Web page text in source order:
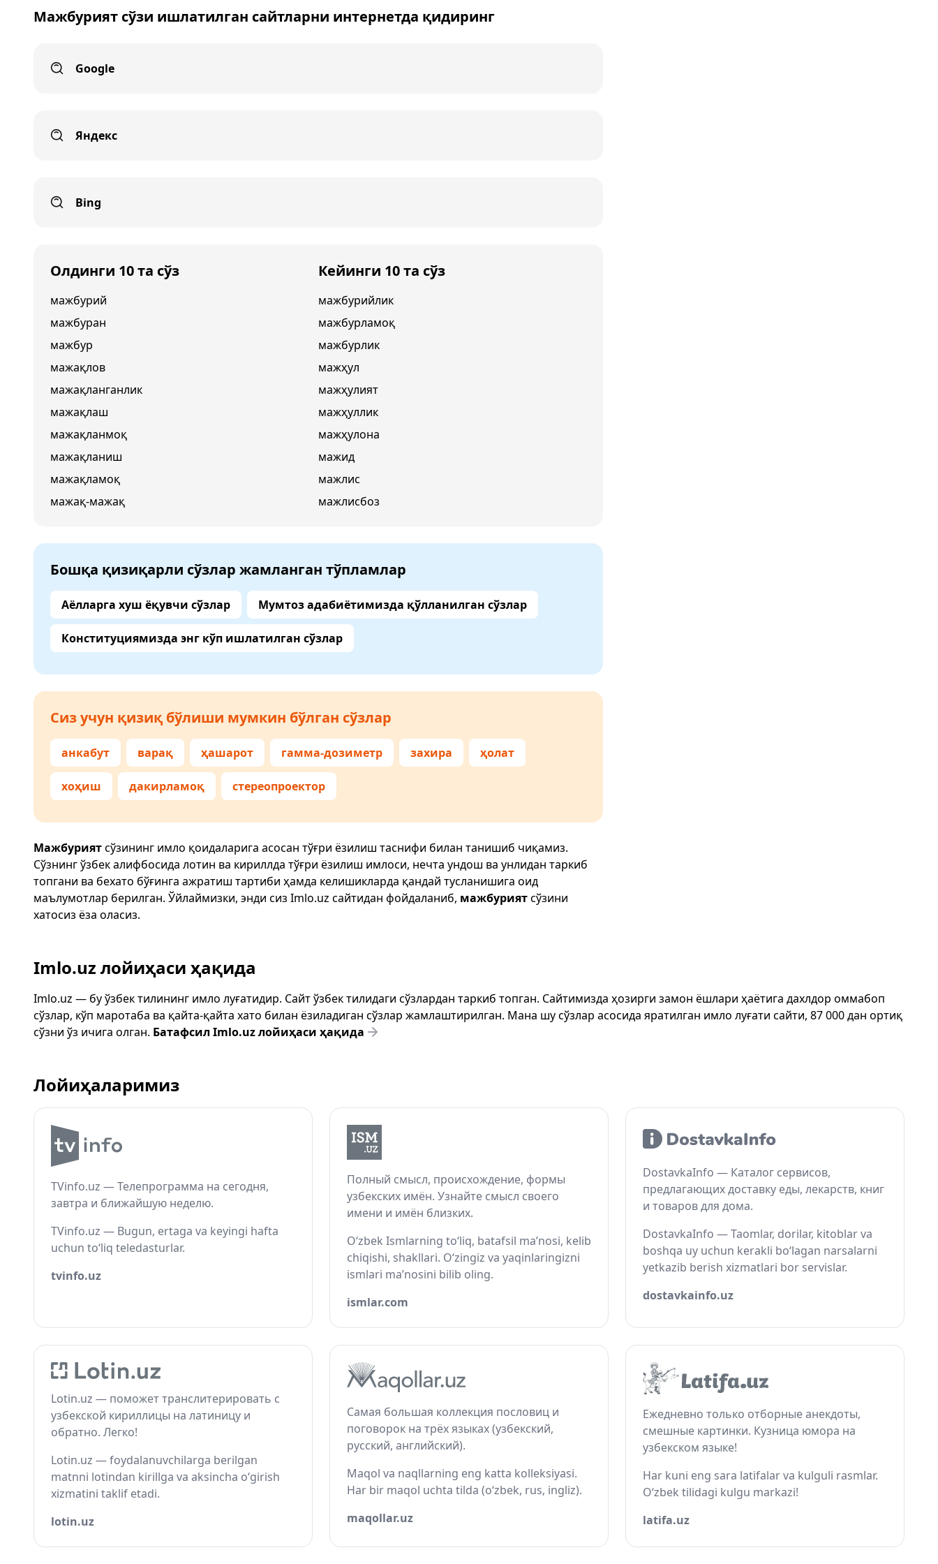
Мажбурият сўзи ишлатилган сайтларни интернетда қидиринг
Google
Яндекс
Bing
Олдинги 10 та сўз
мажбурий
мажбуран
мажбур
мажақлов
мажақланганлик
мажақлаш
мажақланмоқ
мажақланиш
мажақламоқ
мажақ-мажақ
Кейинги 10 та сўз
мажбурийлик
мажбурламоқ
мажбурлик
мажҳул
мажҳулият
мажҳуллик
мажҳулона
мажид
мажлис
мажлисбоз
Бошқа қизиқарли сўзлар жамланган тўпламлар
Аёлларга хуш ёқувчи сўзлар Мумтоз адабиётимизда қўлланилган сўзлар
Конституциямизда энг кўп ишлатилган сўзлар
Сиз учун қизиқ бўлиши мумкин бўлган сўзлар
анкабут варақ ҳашарот гамма-дозиметр захира ҳолат
хоҳиш дакирламоқ стереопроектор
Мажбуриятсўзининг имло қоидаларига асосан тўғри ёзилиш таснифи билан танишиб чиқамиз.
Сўзнинг ўзбек алифбосида лотин ва кириллда тўғри ёзилиш имлоси, нечта ундош ва унлидан таркиб
топгани ва бехато бўғинга ажратиш тартиби ҳамда келишикларда қандай тусланишига оид
маълумотлар берилган. Ўйлаймизки, энди сиз Imlo.uz сайтидан фойдаланиб, мажбуриятсўзини
хатосиз ёза оласиз.
Imlo.uz лойиҳаси ҳақида
Imlo.uz — бу ўзбек тилининг имло луғатидир. Сайт ўзбек тилидаги сўзлардан таркиб топган. Сайтимизда ҳозирги замон ёшлари ҳаётига дахлдор оммабоп
сўзлар, кўп маротаба ва қайта-қайта хато билан ёзиладиган сўзлар жамлаштирилган. Мана шу сўзлар асосида яратилган имло луғати сайти, 87 000 дан ортиқ
сўзни ўз ичига олган. Батафсил Imlo.uz лойиҳаси ҳақида
Лойиҳаларимиз
TVinfo.uz — Телепрограмма на сегодня,
завтра и ближайшую неделю.
TVinfo.uz — Bugun, ertaga va keyingi hafta
uchun to‘liq teledasturlar.
tvinfo.uz
Полный смысл, происхождение, формы
узбекских имён. Узнайте смысл своего
имени и имён близких.
O‘zbek Ismlarning to‘liq, batafsil ma’nosi, kelib
chiqishi, shakllari. O‘zingiz va yaqinlaringizni
ismlari ma’nosini bilib oling.
ismlar.com
DostavkaInfo — Каталог сервисов,
предлагающих доставку еды, лекарств, книг
и товаров для дома.
DostavkaInfo — Taomlar, dorilar, kitoblar va
boshqa uy uchun kerakli bo‘lagan narsalarni
yetkazib berish xizmatlari bor servislar.
dostavkainfo.uz
Lotin.uz — поможет транслитерировать с
узбекской кириллицы на латиницу и
обратно. Легко!
Lotin.uz — foydalanuvchilarga berilgan
matnni lotindan kirillga va aksincha o‘girish
xizmatini taklif etadi.
lotin.uz
Самая большая коллекция пословиц и
поговорок на трёх языках (узбекский,
русский, английский).
Maqol va naqllarning eng katta kolleksiyasi.
Har bir maqol uchta tilda (o‘zbek, rus, ingliz).
maqollar.uz
Ежедневно только отборные анекдоты,
смешные картинки. Кузница юмора на
узбекском языке!
Har kuni eng sara latifalar va kulguli rasmlar.
O‘zbek tilidagi kulgu markazi!
latifa.uz